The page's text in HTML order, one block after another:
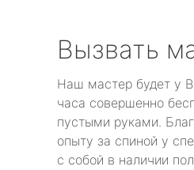
Вызвать
Наш мастер будет у
часа совершенно
пустыми руками.
опыту за спиной у
с собой в наличии